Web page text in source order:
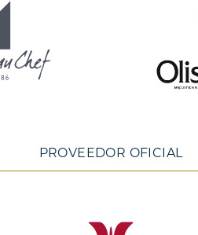
PROVEEDOR OFICIAL